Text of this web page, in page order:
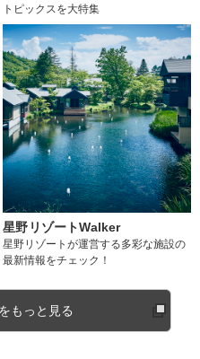
トピックスを大特集
星野リゾートWalker
星野リゾートが運営する多彩な施設の
最新情報をチェック！
もっと見る